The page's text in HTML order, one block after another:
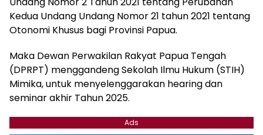
Kedua Undang Undang Nomor 21 tahun 2021 tentang
Otonomi Khusus bagi Provinsi Papua.
Maka Dewan Perwakilan Rakyat Papua Tengah
(DPRPT) menggandeng Sekolah Ilmu Hukum (STIH)
Mimika, untuk menyelenggarakan hearing dan
seminar akhir Tahun 2025.
Ads